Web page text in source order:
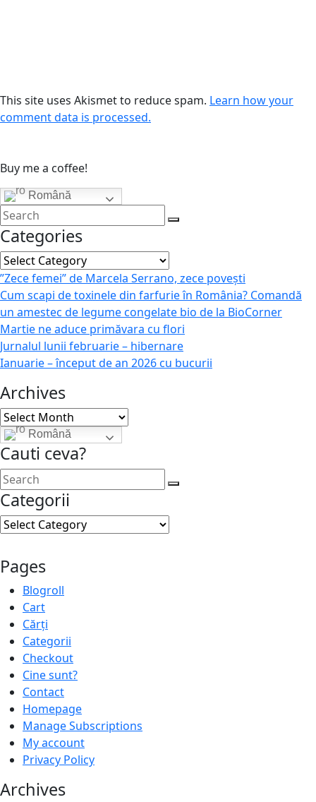
This site uses Akismet to reduce spam. Learn how your
comment data is processed.
Buy me a coffee!
Română
Categories
Categories
”Zece femei” de Marcela Serrano, zece povești
Cum scapi de toxinele din farfurie în România? Comandă
un amestec de legume congelate bio de la BioCorner
Martie ne aduce primăvara cu flori
Jurnalul lunii februarie – hibernare
Ianuarie – început de an 2026 cu bucurii
Archives
Archives
Română
Cauti ceva?
Categorii
Categorii
Pages
Blogroll
Cart
Cărți
Categorii
Checkout
Cine sunt?
Contact
Homepage
Manage Subscriptions
My account
Privacy Policy
Archives